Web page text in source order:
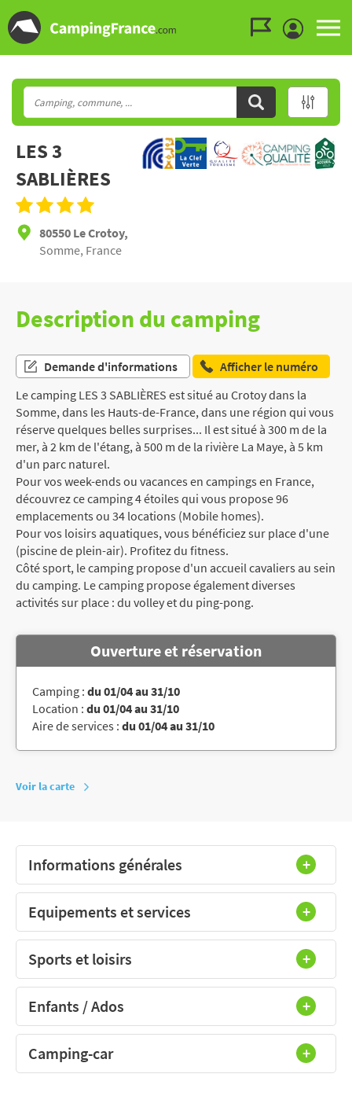
LES 3
SABLIÈRES
80550 Le Crotoy,
Somme, France
Description du camping
Demande d'informations
Afficher le numéro
Le camping LES 3 SABLIÈRES est situé au Crotoy dans la
Somme, dans les Hauts-de-France, dans une région qui vous
réserve quelques belles surprises... Il est situé à 300 m de la
mer, à 2 km de l'étang, à 500 m de la rivière La Maye, à 5 km
d'un parc naturel.
Pour vos week-ends ou vacances en campings en France,
découvrez ce camping 4 étoiles qui vous propose 96
emplacements ou 34 locations (Mobile homes).
Pour vos loisirs aquatiques, vous bénéficiez sur place d'une
(piscine de plein-air). Profitez du fitness.
Côté sport, le camping propose d'un accueil cavaliers au sein
du camping. Le camping propose également diverses
activités sur place : du volley et du ping-pong.
Ouverture et réservation
Camping : du 01/04 au 31/10
Location : du 01/04 au 31/10
Aire de services : du 01/04 au 31/10
Voir la carte
Informations générales
Equipements et services
Sports et loisirs
Enfants / Ados
Camping-car